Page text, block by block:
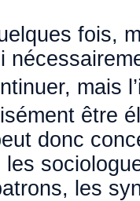
fois,
mais
être
donc
les
les